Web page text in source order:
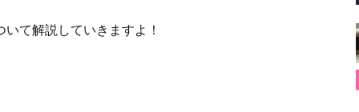
いて解説していきますよ！